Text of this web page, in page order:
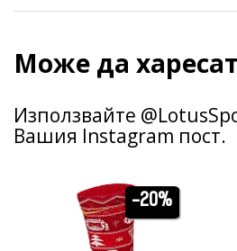
Може да
Използвайте
Вашия Instagram пост.
-20%